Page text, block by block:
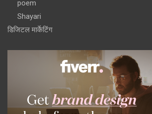
poem
Shayari
डिजिटल मार्केटिंग